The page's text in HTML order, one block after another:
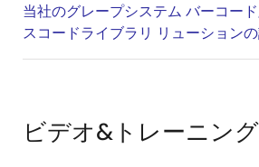
当社のグレープシステム バーコー
スコードライブラリ リューション
ビデオ&トレーニング